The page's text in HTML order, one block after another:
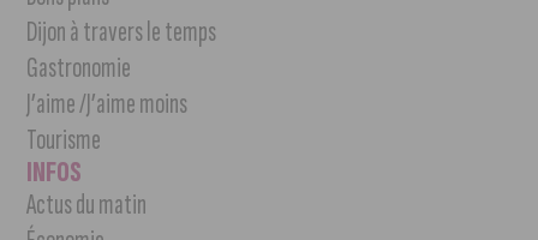
Dijon à travers le temps
Gastronomie
J’aime /J’aime moins
Tourisme
INFOS
Actus du matin